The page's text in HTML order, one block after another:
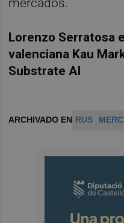
mercados.
Lorenzo Serratosa
valenciana Kau
Substrate AI
ARCHIVADO EN RUS